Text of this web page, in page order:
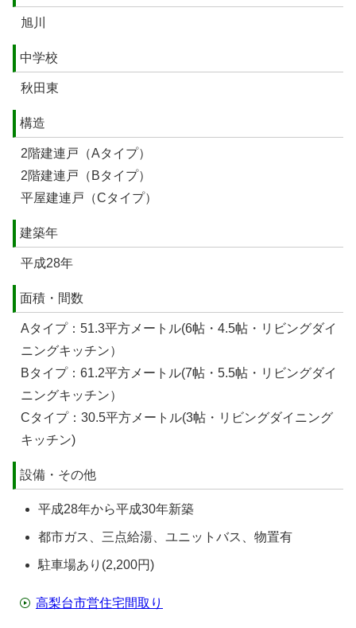
旭川
中学校
秋田東
構造
2階建連戸（Aタイプ）
2階建連戸（Bタイプ）
平屋建連戸（Cタイプ）
建築年
平成28年
面積・間数
Aタイプ：51.3平方メートル(6帖・4.5帖・リビングダイ
ニングキッチン）
Bタイプ：61.2平方メートル(7帖・5.5帖・リビングダイ
ニングキッチン）
Cタイプ：30.5平方メートル(3帖・リビングダイニング
キッチン)
設備・その他
平成28年から平成30年新築
都市ガス、三点給湯、ユニットバス、物置有
駐車場あり(2,200円)
高梨台市営住宅間取り